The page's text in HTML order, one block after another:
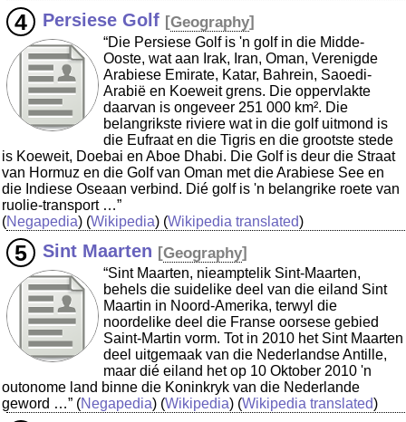
Persiese Golf [Geography]
“Die Persiese Golf is 'n golf in die Midde-
Ooste, wat aan Irak, Iran, Oman, Verenigde
Arabiese Emirate, Katar, Bahrein, Saoedi-
Arabië en Koeweit grens. Die oppervlakte
daarvan is ongeveer 251 000 km². Die
belangrikste riviere wat in die golf uitmond is
die Eufraat en die Tigris en die grootste stede
is Koeweit, Doebai en Aboe Dhabi. Die Golf is deur die Straat
van Hormuz en die Golf van Oman met die Arabiese See en
die Indiese Oseaan verbind. Dié golf is 'n belangrike roete van
ruolie-transport …”
(Negapedia) (Wikipedia) (Wikipedia translated)
Sint Maarten [Geography]
“Sint Maarten, nieamptelik Sint-Maarten,
behels die suidelike deel van die eiland Sint
Maartin in Noord-Amerika, terwyl die
noordelike deel die Franse oorsese gebied
Saint-Martin vorm. Tot in 2010 het Sint Maarten
deel uitgemaak van die Nederlandse Antille,
maar dié eiland het op 10 Oktober 2010 'n
outonome land binne die Koninkryk van die Nederlande
geword …” (Negapedia) (Wikipedia) (Wikipedia translated)